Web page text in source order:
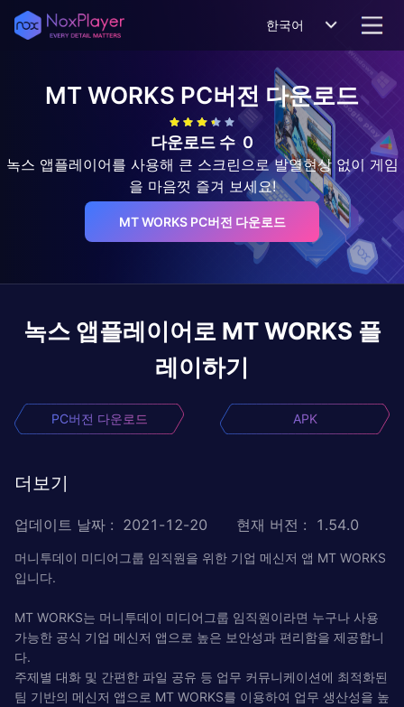
한국어
MT WORKS PC버전 다운로드
다운로드 수 0
녹스 앱플레이어를 사용해 큰 스크린으로 발열현상 없이 게임
을 마음껏 즐겨 보세요!
MT WORKS PC버전 다운로드
녹스 앱플레이어로 MT WORKS 플
레이하기
PC버전 다운로드 APK
더보기
업데이트 날짜 : 2021-12-20 현재 버전 : 1.54.0
머니투데이 미디어그룹 임직원을 위한 기업 메신저 앱 MT WORKS
입니다.
MT WORKS는 머니투데이 미디어그룹 임직원이라면 누구나 사용
가능한 공식 기업 메신저 앱으로 높은 보안성과 편리함을 제공합니
다.
주제별 대화 및 간편한 파일 공유 등 업무 커뮤니케이션에 최적화된
팀 기반의 메신저 앱으로 MT WORKS를 이용하여 업무 생산성을 높